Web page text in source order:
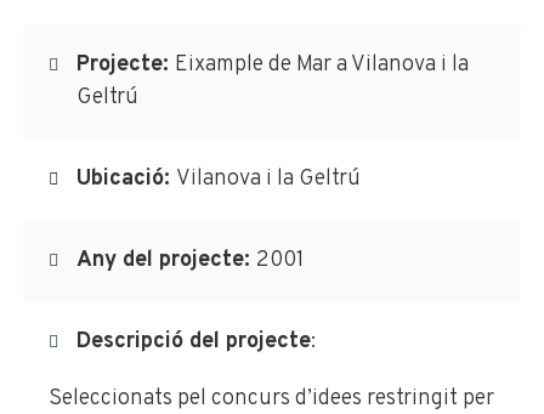
Projecte: Eixample de Mar a Vilanova i la
Geltrú
Ubicació: Vilanova i la Geltrú
Any del projecte: 2001
Descripció del projecte:
Seleccionats pel concurs d’idees restringit per